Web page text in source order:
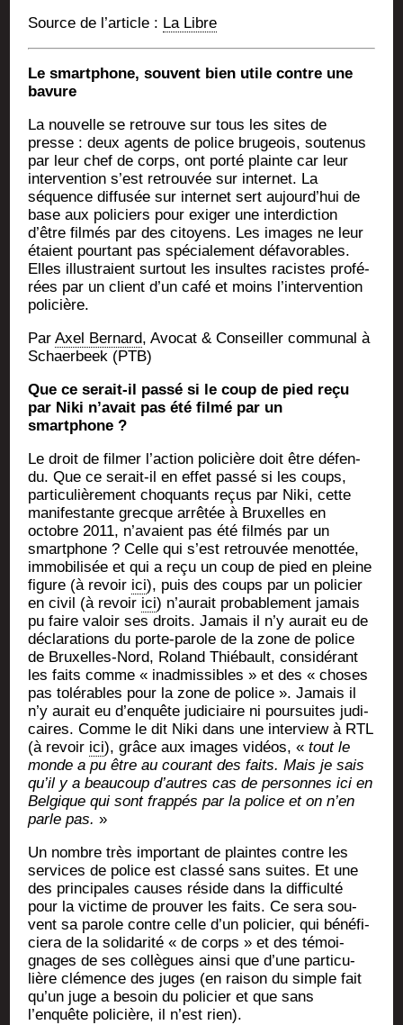
Source de l’ar­ticle : La Libre
Le smart­phone, sou­vent bien utile contre une
bavure
La nou­velle se retrouve sur tous les sites de
presse : deux agents de police bru­geois, sou­te­nus
par leur chef de corps, ont por­té plainte car leur
inter­ven­tion s’est retrou­vée sur inter­net. La
séquence dif­fu­sée sur inter­net sert aujourd’hui de
base aux poli­ciers pour exi­ger une inter­dic­tion
d’être fil­més par des citoyens. Les images ne leur
étaient pour­tant pas spé­cia­le­ment défa­vo­rables.
Elles illus­traient sur­tout les insultes racistes pro­fé­
rées par un client d’un café et moins l’intervention
policière.
ParAxel Ber­nard, Avo­cat & Conseiller com­mu­nal à
Schaer­beek (PTB)
Que ce serait-il pas­sé si le coup de pied reçu
par Niki n’avait pas été fil­mé par un
smartphone ?
Le droit de fil­mer l’ac­tion poli­cière doit être défen­
du. Que ce serait-il en effet pas­sé si les coups,
par­ti­cu­liè­re­ment cho­quants reçus par Niki, cette
mani­fes­tante grecque arrê­tée à Bruxelles en
octobre 2011, n’avaient pas été fil­més par un
smart­phone ? Celle qui s’est retrou­vée menot­tée,
immo­bi­li­sée et qui a reçu un coup de pied en pleine
figure (à revoir ici), puis des coups par un poli­cier
en civil (à revoir ici) n’aurait pro­ba­ble­ment jamais
pu faire valoir ses droits. Jamais il n’y aurait eu de
décla­ra­tions du porte-parole de la zone de police
de Bruxelles-Nord, Roland Thié­bault, consi­dé­rant
les faits comme « inad­mis­sibles » et des « choses
pas tolé­rables pour la zone de police ». Jamais il
n’y aurait eu d’enquête judi­ciaire ni pour­suites judi­
caires. Comme le dit Niki dans une inter­view à RTL
(à revoir ici), grâce aux images vidéos, «tout le
monde a pu être au cou­rant des faits. Mais je sais
qu’il y a beau­coup d’autres cas de per­sonnes ici en
Bel­gique qui sont frap­pés par la police et on n’en
parle pas.»
Un nombre très impor­tant de plaintes contre les
ser­vices de police est clas­sé sans suites. Et une
des prin­ci­pales causes réside dans la dif­fi­cul­té
pour la vic­time de prou­ver les faits. Ce sera sou­
vent sa parole contre celle d’un poli­cier, qui béné­fi­
cie­ra de la soli­da­ri­té « de corps » et des témoi­
gnages de ses col­lègues ain­si que d’une par­ti­cu­
lière clé­mence des juges (en rai­son du simple fait
qu’un juge a besoin du poli­cier et que sans
l’enquête poli­cière, il n’est rien).